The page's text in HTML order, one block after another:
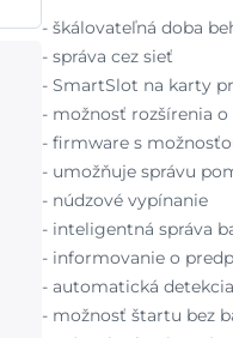
- škálovateľná doba
- správa cez sieť
- SmartSlot na karty
- možnosť rozšírenia
- firmware s
- umožňuje správu
- núdzové vypínanie
- inteligentná správa
- informovanie o
- automatická
- možnosť štartu bez